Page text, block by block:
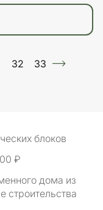
32 33
блоков
₽
дома из
строительства